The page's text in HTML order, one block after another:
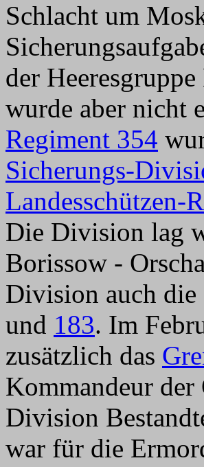
Schlacht um
der
wurde aber nicht
Regiment 354
Sicherungs-
Landesschützen-
Die Division lag
Borissow -
Division auch
und 183. Im
zusätzlich das
Kommandeur
Division
war für die